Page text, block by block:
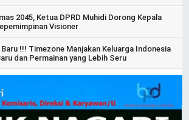
2045, Ketua DPRD Muhidi Dorong Kepala
Visioner
!!! Timezone Manjakan Keluarga Indonesia
dan Permainan yang Lebih Seru